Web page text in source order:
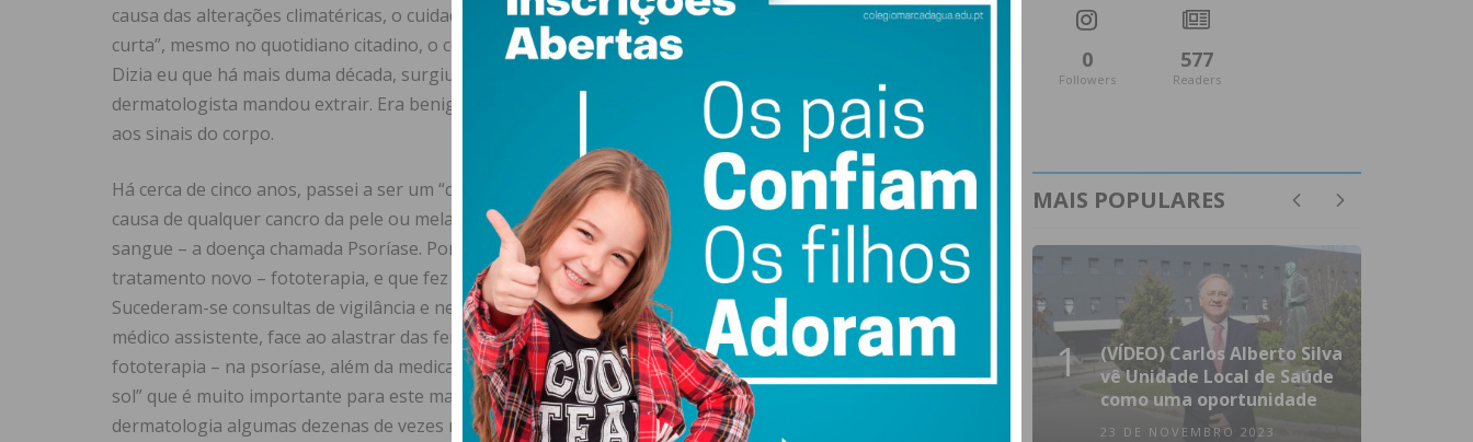
causa das alterações climatéricas, o cuidado tem de ser maior – porque com a moda de uso de “roupa
curta”, mesmo no quotidiano citadino, o corpo fica mais exposto ao efeito nefasto dos raios solares.
Dizia eu que há mais duma década, surgiu-me, no peito, um pequeno sinal e que a minha médica
dermatologista mandou extrair. Era benigno, mas ela alertou-me para os cuidados a ter e estar atento
aos sinais do corpo.
Há cerca de cinco anos, passei a ser um “cliente “em Dermatologia no maior hospital do país, não por
causa de qualquer cancro da pele ou melanoma, mas sim por problemas na pele provocadas pelo
sangue – a doença chamada Psoríase. Por isso, durante quase 50 dias úteis, deslocava-me ali para um
tratamento novo – fototerapia, e que fez com que o meu corpo deixasse de ter o aspeto duma lagosta.
Sucederam-se consultas de vigilância e nestes dias de calor da última semana de maio, voltei lá e o
médico assistente, face ao alastrar das feridas no corpo, prescreveu-me novamente o tratamento por
fototerapia – na psoríase, além da medicação e cremes farmacológicos e, se possível, apanhar o “bom
sol” que é muito importante para este mal. Quero com isto dizer que já me desloquei ao serviço de
dermatologia algumas dezenas de vezes nestes últimos cinco anos, pelo que pude observar não só o
0
Followers
577
Readers
MAIS POPULARES
1
(VÍDEO) Carlos Alberto Silva
vê Unidade Local de Saúde
como uma oportunidade
23 DE NOVEMBRO 2023